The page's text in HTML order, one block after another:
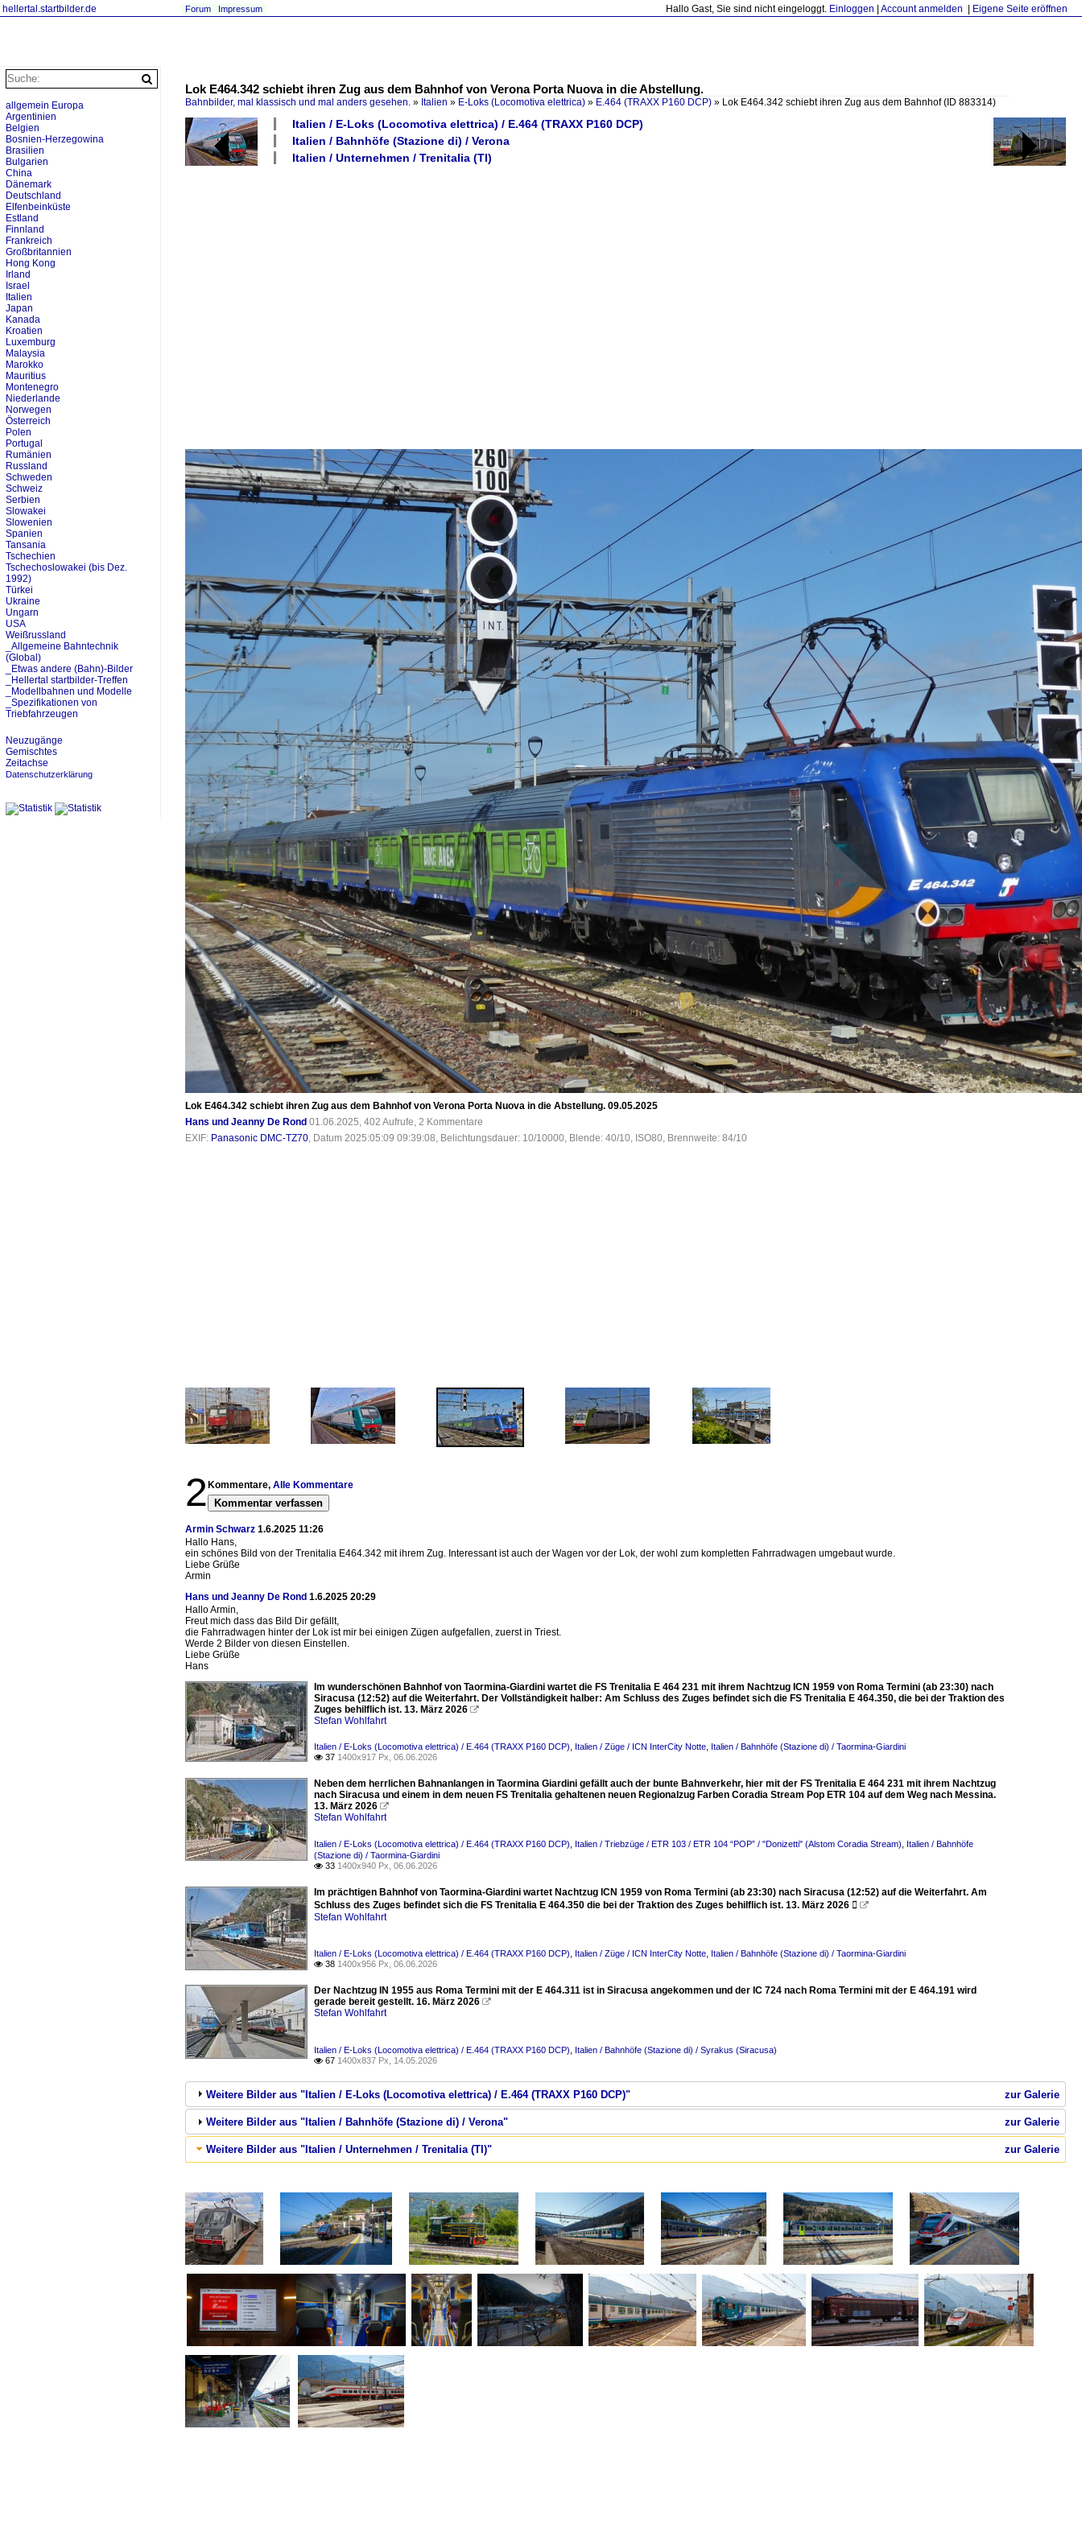
hellertal.startbilder.de Hallo Gast, Sie sind nicht eingeloggt. Einloggen Account anmelden Eigene Seite eröffnen
Forum Impressum
Lok E464.342 schiebt ihren Zug aus dem Bahnhof von Verona Porta Nuova in die Abstellung.
Bahnbilder, mal klassisch und mal anders gesehen. » Italien » E-Loks (Locomotiva elettrica) » E.464 (TRAXX P160 DCP) » Lok E464.342 schiebt ihren Zug aus dem Bahnhof(ID 883314)
Italien / E-Loks (Locomotiva elettrica) / E.464 (TRAXX P160 DCP)
Italien / Bahnhöfe (Stazione di) / Verona
Italien / Unternehmen / Trenitalia (TI)
Lok E464.342 schiebt ihren Zug aus dem Bahnhof von Verona Porta Nuova in die Abstellung. 09.05.2025
Hans und Jeanny De Rond 01.06.2025, 402 Aufrufe, 2 Kommentare
EXIF: Panasonic DMC-TZ70, Datum 2025:05:09 09:39:08, Belichtungsdauer: 10/10000, Blende: 40/10, ISO80, Brennweite: 84/10
2 Kommentare, Alle Kommentare
Kommentar verfassen
Armin Schwarz 1.6.2025 11:26
Hallo Hans,
ein schönes Bild von der Trenitalia E464.342 mit ihrem Zug. Interessant ist auch der Wagen vor der Lok, der wohl zum kompletten Fahrradwagen umgebaut wurde.
Liebe Grüße
Armin
Hans und Jeanny De Rond 1.6.2025 20:29
Hallo Armin,
Freut mich dass das Bild Dir gefällt,
die Fahrradwagen hinter der Lok ist mir bei einigen Zügen aufgefallen, zuerst in Triest.
Werde 2 Bilder von diesen Einstellen.
Liebe Grüße
Hans
Im wunderschönen Bahnhof von Taormina-Giardini wartet die FS Trenitalia E 464 231 mit ihrem Nachtzug ICN 1959 von Roma Termini (ab 23:30) nach
Siracusa (12:52) auf die Weiterfahrt. Der Vollständigkeit halber: Am Schluss des Zuges befindet sich die FS Trenitalia E 464.350, die bei der Traktion des
Zuges behilflich ist. 13. März 2026 
Stefan Wohlfahrt
Italien / E-Loks (Locomotiva elettrica) / E.464 (TRAXX P160 DCP) Italien / Züge / ICN InterCity Notte Italien / Bahnhöfe (Stazione di) / Taormina-Giardini
 37 1400x917 Px, 06.06.2026
Neben dem herrlichen Bahnanlangen in Taormina Giardini gefällt auch der bunte Bahnverkehr, hier mit der FS Trenitalia E 464 231 mit ihrem Nachtzug
nach Siracusa und einem in dem neuen FS Trenitalia gehaltenen neuen Regionalzug Farben Coradia Stream Pop ETR 104 auf dem Weg nach Messina.
13. März 2026 
Stefan Wohlfahrt
Italien / E-Loks (Locomotiva elettrica) / E.464 (TRAXX P160 DCP) Italien / Triebzüge / ETR 103 / ETR 104 “POP” / "Donizetti" (Alstom Coradia Stream)
Italien / Bahnhöfe
(Stazione di) / Taormina-Giardini
 33 1400x940 Px, 06.06.2026
Im prächtigen Bahnhof von Taormina-Giardini wartet Nachtzug ICN 1959 von Roma Termini (ab 23:30) nach Siracusa (12:52) auf die Weiterfahrt. Am
Schluss des Zuges befindet sich die FS Trenitalia E 464.350 die bei der Traktion des Zuges behilflich ist. 13. März 2026  
Stefan Wohlfahrt
Italien / E-Loks (Locomotiva elettrica) / E.464 (TRAXX P160 DCP) Italien / Züge / ICN InterCity Notte Italien / Bahnhöfe (Stazione di) / Taormina-Giardini
 38 1400x956 Px, 06.06.2026
Der Nachtzug IN 1955 aus Roma Termini mit der E 464.311 ist in Siracusa angekommen und der IC 724 nach Roma Termini mit der E 464.191 wird
gerade bereit gestellt. 16. März 2026 
Stefan Wohlfahrt
Italien / E-Loks (Locomotiva elettrica) / E.464 (TRAXX P160 DCP) Italien / Bahnhöfe (Stazione di) / Syrakus (Siracusa)
 67 1400x837 Px, 14.05.2026
zur Galerie
Weitere Bilder aus "Italien / E-Loks (Locomotiva elettrica) / E.464 (TRAXX P160 DCP)"
zur Galerie
Weitere Bilder aus "Italien / Bahnhöfe (Stazione di) / Verona"
zur Galerie
Weitere Bilder aus "Italien / Unternehmen / Trenitalia (TI)"
allgemein Europa
Argentinien
Belgien
Bosnien-Herzegowina
Brasilien
Bulgarien
China
Dänemark
Deutschland
Elfenbeinküste
Estland
Finnland
Frankreich
Großbritannien
Hong Kong
Irland
Israel
Italien
Japan
Kanada
Kroatien
Luxemburg
Malaysia
Marokko
Mauritius
Montenegro
Niederlande
Norwegen
Österreich
Polen
Portugal
Rumänien
Russland
Schweden
Schweiz
Serbien
Slowakei
Slowenien
Spanien
Tansania
Tschechien
Tschechoslowakei (bis Dez.
1992)
Türkei
Ukraine
Ungarn
USA
Weißrussland
_Allgemeine Bahntechnik
(Global)
_Etwas andere (Bahn)-Bilder
_Hellertal startbilder-Treffen
_Modellbahnen und Modelle
_Spezifikationen von
Triebfahrzeugen
Neuzugänge
Gemischtes
Zeitachse
Datenschutzerklärung